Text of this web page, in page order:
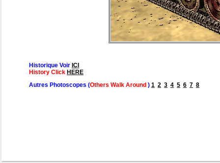
Historique Voir ICI
History Click HERE
Autres Photoscopes (Others Walk Around ) 1 2 3 4 5 6 7 8